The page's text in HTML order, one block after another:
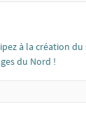
à la création
du Nord !